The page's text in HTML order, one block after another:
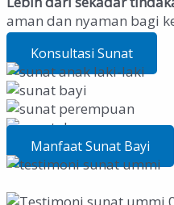
aman dan nyaman bagi
Konsultasi Sunat
Manfaat Sunat Bayi